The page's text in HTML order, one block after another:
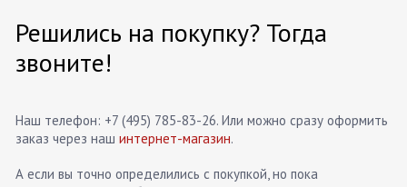
Решились на покупку? Тогда
звоните!
Наш телефон: +7 (495) 785-83-26. Или можно сразу оформить
заказ через наш интернет-магазин.
А если вы точно определились с покупкой, но пока